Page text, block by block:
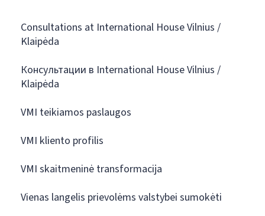
Consultations at International House Vilnius /
Klaipėda
Консультации в International House Vilnius /
Klaipėda
VMI teikiamos paslaugos
VMI kliento profilis
VMI skaitmeninė transformacija
Vienas langelis prievolėms valstybei sumokėti